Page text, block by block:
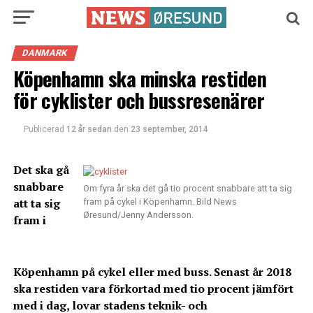
DANMARK
Köpenhamn ska minska restiden
för cyklister och bussresenärer
Publicerad 12 år sedan den 23 september, 2014
Om fyra år ska det gå tio procent snabbare att ta sig
fram på cykel i Köpenhamn. Bild News
Øresund/Jenny Andersson.
Det ska gå
snabbare
att ta sig
fram i
Köpenhamn på cykel eller med buss. Senast år 2018
ska restiden vara förkortad med tio procent jämfört
med i dag, lovar stadens teknik- och